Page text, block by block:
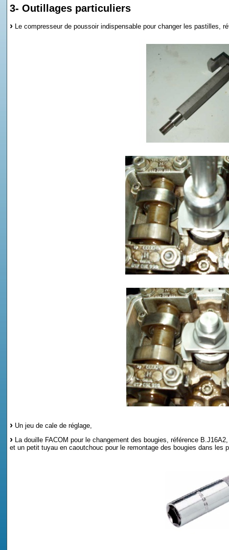
3- Outillages particuliers
Le compresseur de poussoir indispensable pour changer les pastilles,
Un jeu de cale de réglage,
La douille FACOM pour le changement des bougies, référence B.J16A2,
et un petit tuyau en caoutchouc pour le remontage des bougies dans les